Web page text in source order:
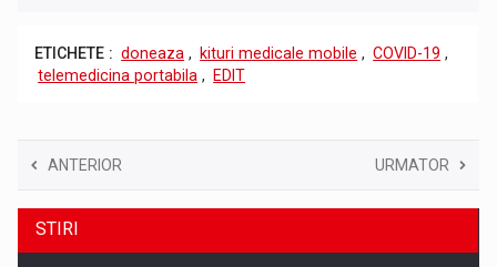
ETICHETE : doneaza , kituri medicale mobile , COVID-19 ,
telemedicina portabila , EDIT
ANTERIOR URMATOR
STIRI